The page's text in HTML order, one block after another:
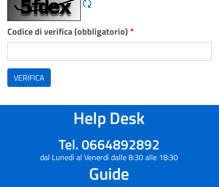
Rigene CAPTCHA
Codice di verifica (obbligatorio) *
VERIFICA
Help Desk
Tel. 0664892892
dal Lunedì al Venerdì dalle 8:30 alle 18:30
Guide